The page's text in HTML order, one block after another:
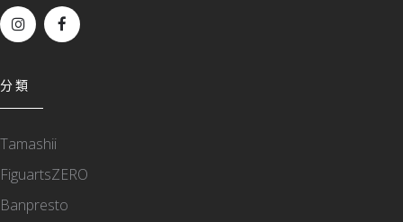
分類
Tamashii
FiguartsZERO
Banpresto